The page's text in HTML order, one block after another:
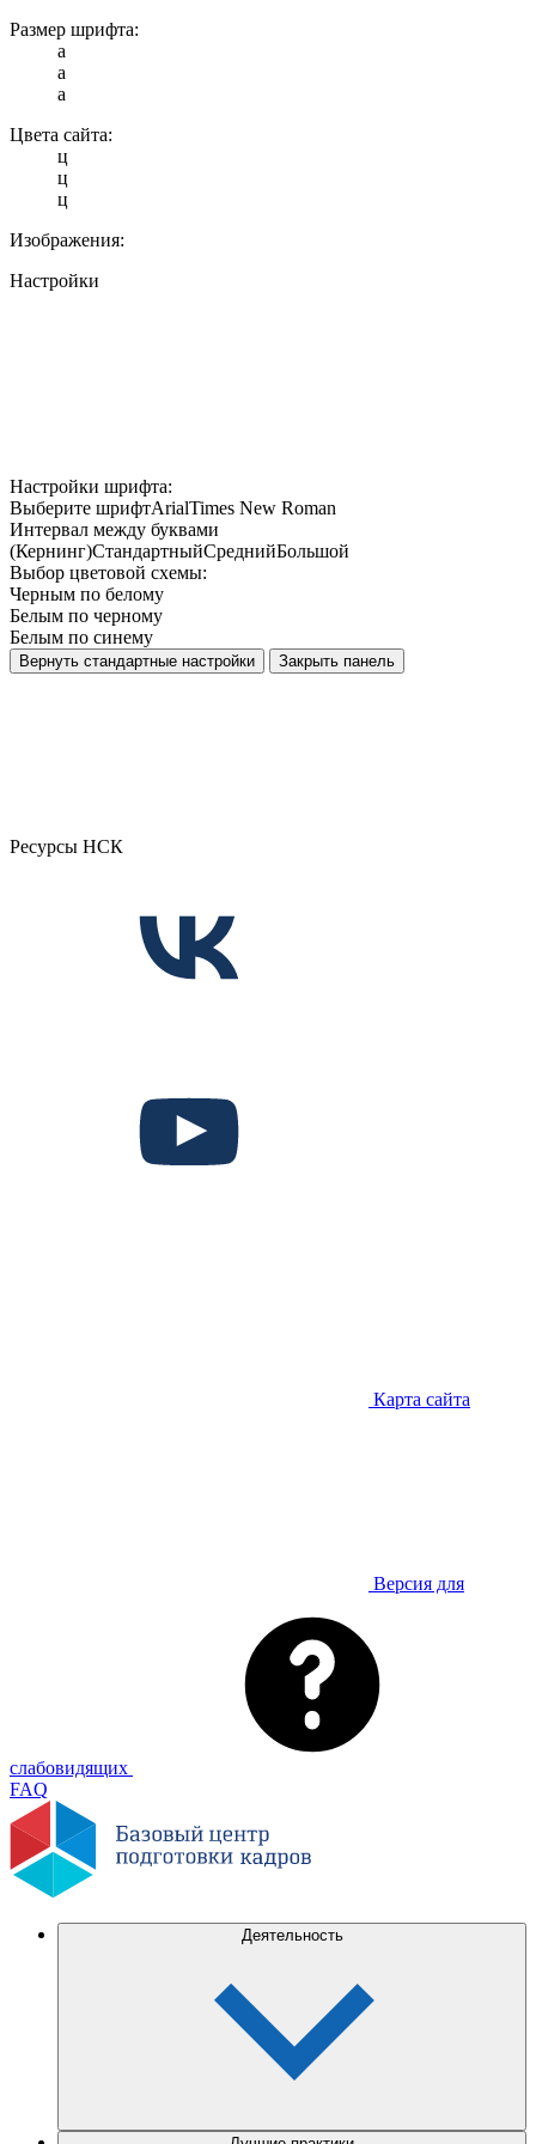
Размер шрифта:
a
a
a
Цвета сайта:
ц
ц
ц
Изображения:
Настройки
Настройки шрифта:
Выберите шрифтArialTimes New Roman
Интервал между буквами
(Кернинг)СтандартныйСреднийБольшой
Выбор цветовой схемы:
Черным по белому
Белым по черному
Белым по синему
Вернуть стандартные настройки Закрыть панель
Ресурсы НСК
Карта сайта
Версия для
слабовидящих
FAQ
Деятельность